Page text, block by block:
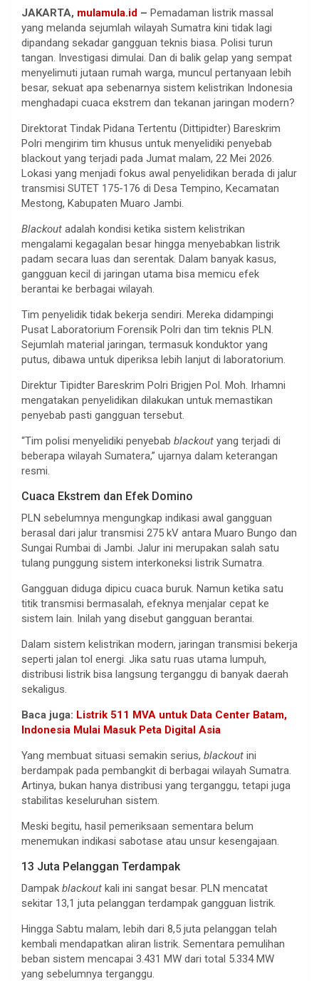
JAKARTA, mulamula.id – Pemadaman listrik massal
yang melanda sejumlah wilayah Sumatra kini tidak lagi
dipandang sekadar gangguan teknis biasa. Polisi turun
tangan. Investigasi dimulai. Dan di balik gelap yang sempat
menyelimuti jutaan rumah warga, muncul pertanyaan lebih
besar, sekuat apa sebenarnya sistem kelistrikan Indonesia
menghadapi cuaca ekstrem dan tekanan jaringan modern?
Direktorat Tindak Pidana Tertentu (Dittipidter) Bareskrim
Polri mengirim tim khusus untuk menyelidiki penyebab
blackout yang terjadi pada Jumat malam, 22 Mei 2026.
Lokasi yang menjadi fokus awal penyelidikan berada di jalur
transmisi SUTET 175-176 di Desa Tempino, Kecamatan
Mestong, Kabupaten Muaro Jambi.
Blackout adalah kondisi ketika sistem kelistrikan
mengalami kegagalan besar hingga menyebabkan listrik
padam secara luas dan serentak. Dalam banyak kasus,
gangguan kecil di jaringan utama bisa memicu efek
berantai ke berbagai wilayah.
Tim penyelidik tidak bekerja sendiri. Mereka didampingi
Pusat Laboratorium Forensik Polri dan tim teknis PLN.
Sejumlah material jaringan, termasuk konduktor yang
putus, dibawa untuk diperiksa lebih lanjut di laboratorium.
Direktur Tipidter Bareskrim Polri Brigjen Pol. Moh. Irhamni
mengatakan penyelidikan dilakukan untuk memastikan
penyebab pasti gangguan tersebut.
“Tim polisi menyelidiki penyebab blackout yang terjadi di
beberapa wilayah Sumatera,” ujarnya dalam keterangan
resmi.
Cuaca Ekstrem dan Efek Domino
PLN sebelumnya mengungkap indikasi awal gangguan
berasal dari jalur transmisi 275 kV antara Muaro Bungo dan
Sungai Rumbai di Jambi. Jalur ini merupakan salah satu
tulang punggung sistem interkoneksi listrik Sumatra.
Gangguan diduga dipicu cuaca buruk. Namun ketika satu
titik transmisi bermasalah, efeknya menjalar cepat ke
sistem lain. Inilah yang disebut gangguan berantai.
Dalam sistem kelistrikan modern, jaringan transmisi bekerja
seperti jalan tol energi. Jika satu ruas utama lumpuh,
distribusi listrik bisa langsung terganggu di banyak daerah
sekaligus.
Baca juga: Listrik 511 MVA untuk Data Center Batam,
Indonesia Mulai Masuk Peta Digital Asia
Yang membuat situasi semakin serius, blackout ini
berdampak pada pembangkit di berbagai wilayah Sumatra.
Artinya, bukan hanya distribusi yang terganggu, tetapi juga
stabilitas keseluruhan sistem.
Meski begitu, hasil pemeriksaan sementara belum
menemukan indikasi sabotase atau unsur kesengajaan.
13 Juta Pelanggan Terdampak
Dampak blackout kali ini sangat besar. PLN mencatat
sekitar 13,1 juta pelanggan terdampak gangguan listrik.
Hingga Sabtu malam, lebih dari 8,5 juta pelanggan telah
kembali mendapatkan aliran listrik. Sementara pemulihan
beban sistem mencapai 3.431 MW dari total 5.334 MW
yang sebelumnya terganggu.